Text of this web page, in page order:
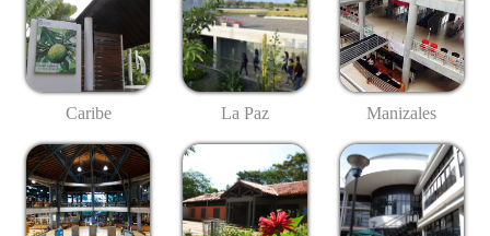
Caribe La Paz Manizales